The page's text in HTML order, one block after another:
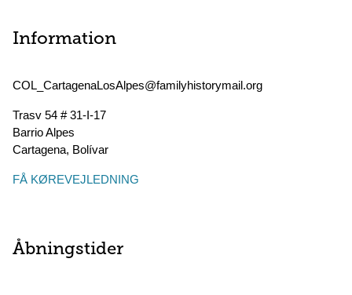
Information
COL_CartagenaLosAlpes@familyhistorymail.org
Trasv 54 # 31-I-17
Barrio Alpes
Cartagena, Bolívar
FÅ KØREVEJLEDNING
Åbningstider